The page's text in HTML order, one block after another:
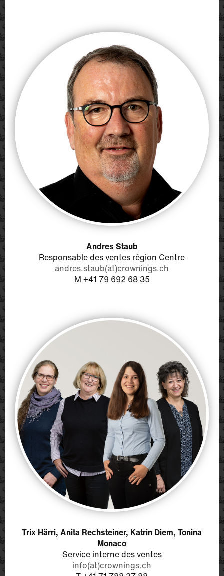
Andres Staub
Responsable des ventes région Centre
andres.staub(at)crownings.ch
M +41 79 692 68 35
Trix Härri, Anita Rechsteiner, Katrin Diem, Tonina
Monaco
Service interne des ventes
info(at)crownings.ch